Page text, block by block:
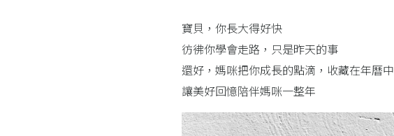
寶貝，你長大得好快
彷彿你學會走路，只是昨天的事
還好，媽咪把你成長的點滴，收藏在年曆中
讓美好回憶陪伴媽咪一整年